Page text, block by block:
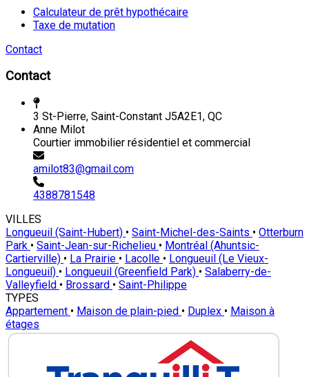
Calculateur de prêt hypothécaire
Taxe de mutation
Contact
Contact
3 St-Pierre, Saint-Constant J5A2E1, QC
Anne Milot
Courtier immobilier résidentiel et commercial
amilot83@gmail.com
4388781548
VILLES
Longueuil (Saint-Hubert) • Saint-Michel-des-Saints • Otterburn
Park • Saint-Jean-sur-Richelieu • Montréal (Ahuntsic-
Cartierville) • La Prairie • Lacolle • Longueuil (Le Vieux-
Longueuil) • Longueuil (Greenfield Park) • Salaberry-de-
Valleyfield • Brossard • Saint-Philippe
TYPES
Appartement • Maison de plain-pied • Duplex • Maison à
étages